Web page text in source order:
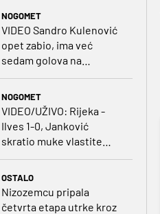
NOGOMET
VIDEO Sandro Kulenović
opet zabio, ima već
sedam golova na
pripremama
NOGOMET
VIDEO/UŽIVO: Rijeka -
Ilves 1-0, Janković
skratio muke vlastite
OSTALO
Nizozemcu pripala
četvrta etapa utrke kroz